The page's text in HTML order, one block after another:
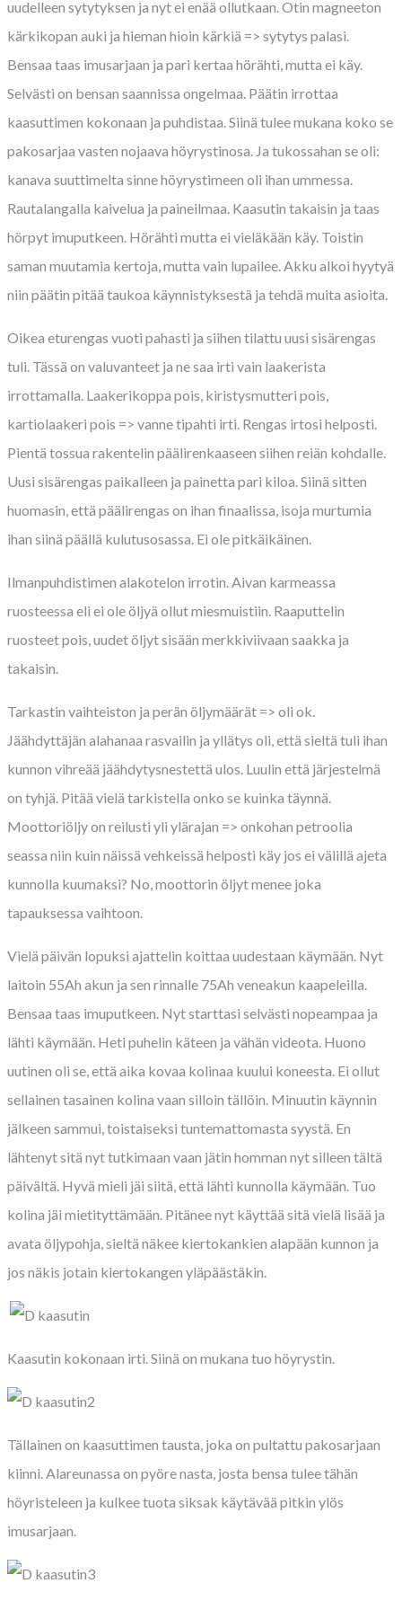
uudelleen sytytyksen ja nyt ei enää ollutkaan. Otin magneeton
kärkikopan auki ja hieman hioin kärkiä => sytytys palasi.
Bensaa taas imusarjaan ja pari kertaa hörähti, mutta ei käy.
Selvästi on bensan saannissa ongelmaa. Päätin irrottaa
kaasuttimen kokonaan ja puhdistaa. Siinä tulee mukana koko se
pakosarjaa vasten nojaava höyrystinosa. Ja tukossahan se oli:
kanava suuttimelta sinne höyrystimeen oli ihan ummessa.
Rautalangalla kaivelua ja paineilmaa. Kaasutin takaisin ja taas
hörpyt imuputkeen. Hörähti mutta ei vieläkään käy. Toistin
saman muutamia kertoja, mutta vain lupailee. Akku alkoi hyytyä
niin päätin pitää taukoa käynnistyksestä ja tehdä muita asioita.
Oikea eturengas vuoti pahasti ja siihen tilattu uusi sisärengas
tuli. Tässä on valuvanteet ja ne saa irti vain laakerista
irrottamalla. Laakerikoppa pois, kiristysmutteri pois,
kartiolaakeri pois => vanne tipahti irti. Rengas irtosi helposti.
Pientä tossua rakentelin päälirenkaaseen siihen reiän kohdalle.
Uusi sisärengas paikalleen ja painetta pari kiloa. Siinä sitten
huomasin, että päälirengas on ihan finaalissa, isoja murtumia
ihan siinä päällä kulutusosassa. Ei ole pitkäikäinen.
Ilmanpuhdistimen alakotelon irrotin. Aivan karmeassa
ruosteessa eli ei ole öljyä ollut miesmuistiin. Raaputtelin
ruosteet pois, uudet öljyt sisään merkkiviivaan saakka ja
takaisin.
Tarkastin vaihteiston ja perän öljymäärät => oli ok.
Jäähdyttäjän alahanaa rasvailin ja yllätys oli, että sieltä tuli ihan
kunnon vihreää jäähdytysnestettä ulos. Luulin että järjestelmä
on tyhjä. Pitää vielä tarkistella onko se kuinka täynnä.
Moottoriöljy on reilusti yli ylärajan => onkohan petroolia
seassa niin kuin näissä vehkeissä helposti käy jos ei välillä ajeta
kunnolla kuumaksi? No, moottorin öljyt menee joka
tapauksessa vaihtoon.
Vielä päivän lopuksi ajattelin koittaa uudestaan käymään. Nyt
laitoin 55Ah akun ja sen rinnalle 75Ah veneakun kaapeleilla.
Bensaa taas imuputkeen. Nyt starttasi selvästi nopeampaa ja
lähti käymään. Heti puhelin käteen ja vähän videota. Huono
uutinen oli se, että aika kovaa kolinaa kuului koneesta. Ei ollut
sellainen tasainen kolina vaan silloin tällöin. Minuutin käynnin
jälkeen sammui, toistaiseksi tuntemattomasta syystä. En
lähtenyt sitä nyt tutkimaan vaan jätin homman nyt silleen tältä
päivältä. Hyvä mieli jäi siitä, että lähti kunnolla käymään. Tuo
kolina jäi mietityttämään. Pitänee nyt käyttää sitä vielä lisää ja
avata öljypohja, sieltä näkee kiertokankien alapään kunnon ja
jos näkis jotain kiertokangen yläpäästäkin.
Kaasutin kokonaan irti. Siinä on mukana tuo höyrystin.
Tällainen on kaasuttimen tausta, joka on pultattu pakosarjaan
kiinni. Alareunassa on pyöre nasta, josta bensa tulee tähän
höyristeleen ja kulkee tuota siksak käytävää pitkin ylös
imusarjaan.